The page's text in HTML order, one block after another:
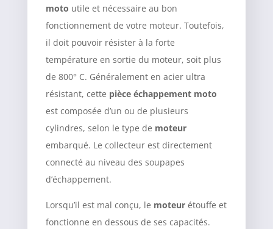
moto utile et nécessaire au bon
fonctionnement de votre moteur. Toutefois,
il doit pouvoir résister à la forte
température en sortie du moteur, soit plus
de 800° C. Généralement en acier ultra
résistant, cette pièce échappement moto
est composée d’un ou de plusieurs
cylindres, selon le type de moteur
embarqué. Le collecteur est directement
connecté au niveau des soupapes
d’échappement.
Lorsqu’il est mal conçu, le moteurétouffe et
fonctionne en dessous de ses capacités.